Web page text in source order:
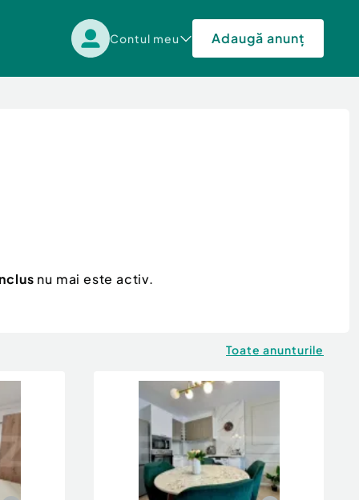
Contul meu Adaugă anunț
nu mai este activ.
Toate anunturile